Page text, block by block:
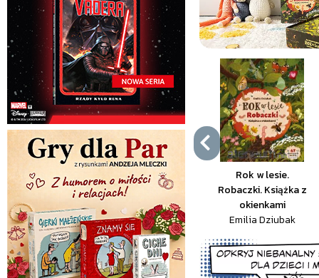
Rok w lesie.
Robaczki. Książka z
okienkami
Emilia Dziubak